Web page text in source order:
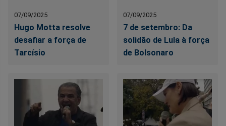
07/09/2025
Hugo Motta resolve
desafiar a força de
Tarcísio
07/09/2025
7 de setembro: Da
solidão de Lula à força
de Bolsonaro